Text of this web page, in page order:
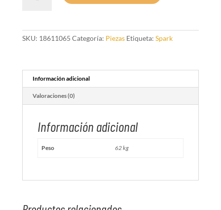
SKU: 18611065 Categoría: Piezas Etiqueta: Spark
Información adicional
Valoraciones (0)
Información adicional
Peso 62 kg